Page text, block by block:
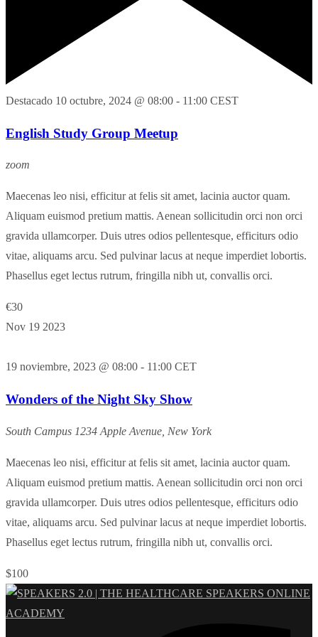
Destacado 10 octubre, 2024 @ 08:00 - 11:00 CEST
English Study Group Meetup
zoom
Maecenas leo nisi, efficitur at felis sit amet, lacinia auctor quam.
Aliquam euismod pretium mattis. Aenean sollicitudin orci non orci
gravida ullamcorper. Duis utres odios pellentesque, efficiturs odio
vitae, aliquams arcu. Sed pulvinar lacus at neque imperdiet lobortis.
Phasellus eget lectus rutrum, fringilla nibh ut, convallis orci.
€30
Nov 19 2023
19 noviembre, 2023 @ 08:00 - 11:00 CET
Wonders of the Night Sky Show
South Campus 1234 Apple Avenue, New York
Maecenas leo nisi, efficitur at felis sit amet, lacinia auctor quam.
Aliquam euismod pretium mattis. Aenean sollicitudin orci non orci
gravida ullamcorper. Duis utres odios pellentesque, efficiturs odio
vitae, aliquams arcu. Sed pulvinar lacus at neque imperdiet lobortis.
Phasellus eget lectus rutrum, fringilla nibh ut, convallis orci.
$100